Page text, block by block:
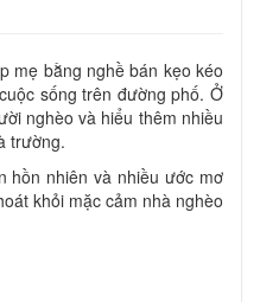
mẹ bằng nghề bán kẹo kéo
sống trên đường phố. Ở
nghèo và hiểu thêm nhiều
trường.
hồn nhiên và nhiều ước mơ
khỏi mặc cảm nhà nghèo